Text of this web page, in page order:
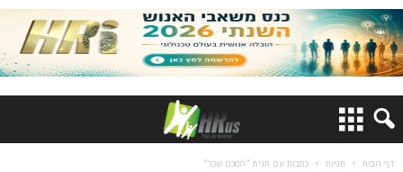
דף הבית תגיות כתבות עם תגית "הסכם שכר"